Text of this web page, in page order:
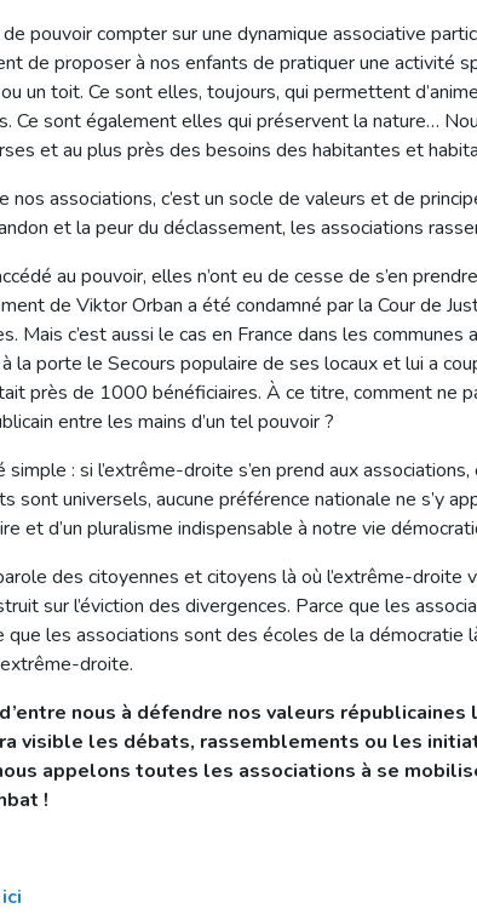
pouvoir compter sur une dynamique associative
de proposer à nos enfants de pratiquer une activité
un toit. Ce sont elles, toujours, qui permettent
Ce sont également elles qui préservent la nature…
et au plus près des besoins des habitantes et
nos associations, c’est un socle de valeurs et de
et la peur du déclassement, les associations
au pouvoir, elles n’ont eu de cesse de s’en
de Viktor Orban a été condamné par la Cour de
Mais c’est aussi le cas en France dans les
la porte le Secours populaire de ses locaux et lui a
près de 1000 bénéficiaires. À ce titre, comment ne
entre les mains d’un tel pouvoir ?
: si l’extrême-droite s’en prend aux
sont universels, aucune préférence nationale ne s’y
et d’un pluralisme indispensable à notre vie
des citoyennes et citoyens là où l’extrême-droite
sur l’éviction des divergences. Parce que les
les associations sont des écoles de la
droite.
nous à défendre nos valeurs
visible les débats, rassemblements ou les
appelons toutes les associations à se
!
ici